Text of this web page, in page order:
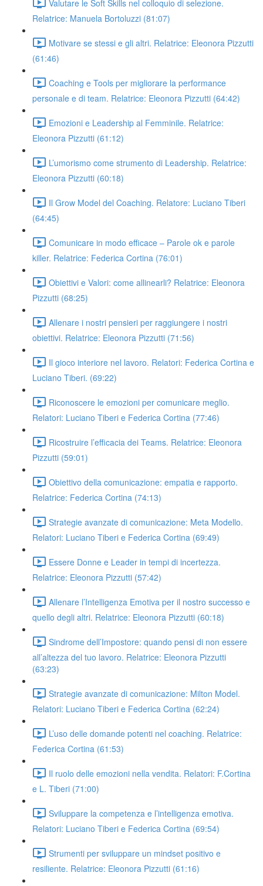
Valutare le Soft Skills nel colloquio di selezione.
Relatrice: Manuela Bortoluzzi (81:07)
Motivare se stessi e gli altri. Relatrice: Eleonora Pizzutti
(61:46)
Coaching e Tools per migliorare la performance
personale e di team. Relatrice: Eleonora Pizzutti (64:42)
Emozioni e Leadership al Femminile. Relatrice:
Eleonora Pizzutti (61:12)
L’umorismo come strumento di Leadership. Relatrice:
Eleonora Pizzutti (60:18)
Il Grow Model del Coaching. Relatore: Luciano Tiberi
(64:45)
Comunicare in modo efficace – Parole ok e parole
killer. Relatrice: Federica Cortina (76:01)
Obiettivi e Valori: come allinearli? Relatrice: Eleonora
Pizzutti (68:25)
Allenare i nostri pensieri per raggiungere i nostri
obiettivi. Relatrice: Eleonora Pizzutti (71:56)
Il gioco interiore nel lavoro. Relatori: Federica Cortina e
Luciano Tiberi. (69:22)
Riconoscere le emozioni per comunicare meglio.
Relatori: Luciano Tiberi e Federica Cortina (77:46)
Ricostruire l’efficacia dei Teams. Relatrice: Eleonora
Pizzutti (59:01)
Obiettivo della comunicazione: empatia e rapporto.
Relatrice: Federica Cortina (74:13)
Strategie avanzate di comunicazione: Meta Modello.
Relatori: Luciano Tiberi e Federica Cortina (69:49)
Essere Donne e Leader in tempi di incertezza.
Relatrice: Eleonora Pizzutti (57:42)
Allenare l’Intelligenza Emotiva per il nostro successo e
quello degli altri. Relatrice: Eleonora Pizzutti (60:18)
Sindrome dell’Impostore: quando pensi di non essere
all’altezza del tuo lavoro. Relatrice: Eleonora Pizzutti
(63:23)
Strategie avanzate di comunicazione: Milton Model.
Relatori: Luciano Tiberi e Federica Cortina (62:24)
L’uso delle domande potenti nel coaching. Relatrice:
Federica Cortina (61:53)
Il ruolo delle emozioni nella vendita. Relatori: F.Cortina
e L. Tiberi (71:00)
Sviluppare la competenza e l’intelligenza emotiva.
Relatori: Luciano Tiberi e Federica Cortina (69:54)
Strumenti per sviluppare un mindset positivo e
resiliente. Relatrice: Eleonora Pizzutti (61:16)